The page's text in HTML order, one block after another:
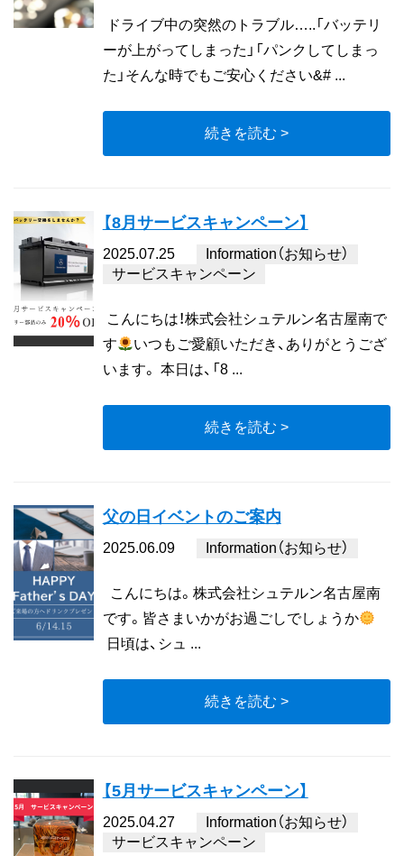
ドライブ中の突然のトラブル…..「バッテリ
ーが上がってしまった」「パンクしてしまっ
た」そんな時でもご安心ください&# ...
続きを読む >
【8月サービスキャンペーン】
2025.07.25
Information（お知らせ）
サービスキャンペーン
こんにちは！株式会社シュテルン名古屋南で
す
いつもご愛顧いただき、ありがとうござ
います。 本日は、「8 ...
続きを読む >
父の日イベントのご案内
2025.06.09 Information（お知らせ）
こんにちは。株式会社シュテルン名古屋南
です。皆さまいかがお過ごしでしょうか
日頃は、シュ ...
続きを読む >
【5月サービスキャンペーン】
2025.04.27
Information（お知らせ）
サービスキャンペーン